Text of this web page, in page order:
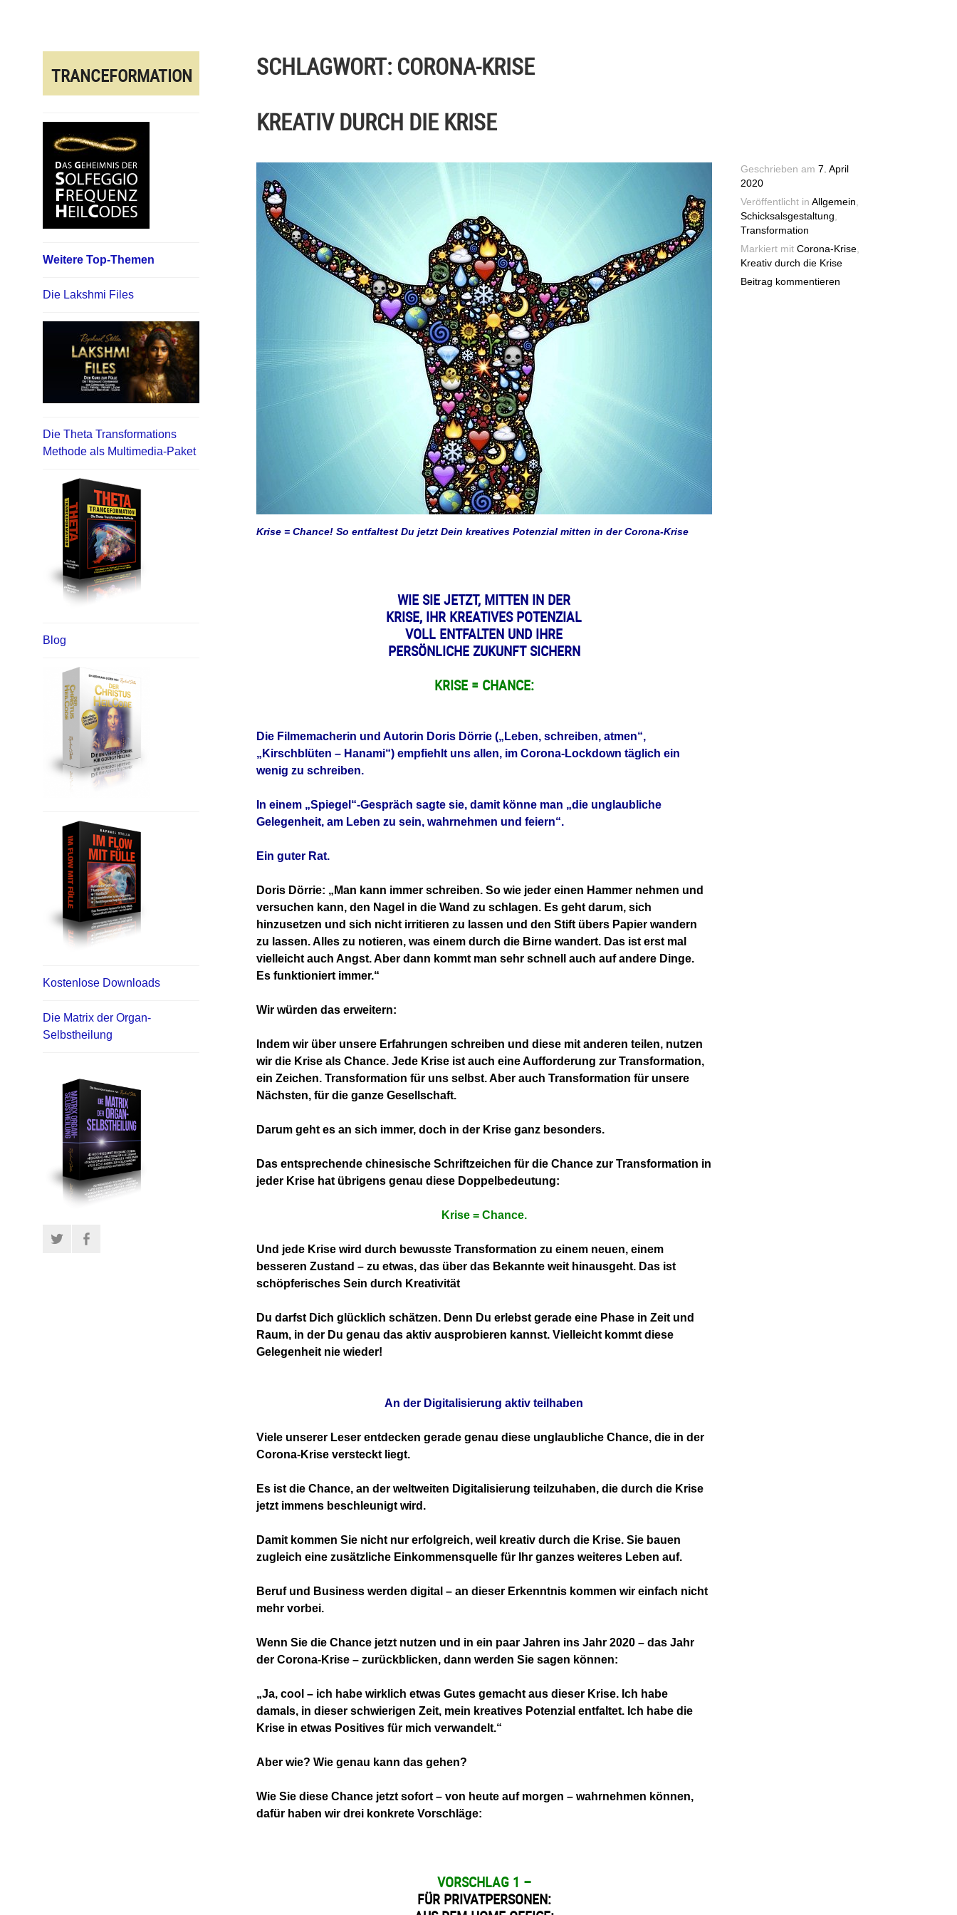
TRANCEFORMATION
Weitere Top-Themen
Die Lakshmi Files
Die Theta Transformations
Methode als Multimedia-Paket
Blog
Kostenlose Downloads
Die Matrix der Organ-
Selbstheilung
Twitter
SCHLAGWORT: CORONA-KRISE
KREATIV DURCH DIE KRISE
Geschrieben am7. April
2020
Veröffentlicht inAllgemein
Schicksalsgestaltung
Transformation
Markiert mitCorona-Krise
Kreativ durch die Krise
Beitrag kommentieren
Krise = Chance! So entfaltest Du jetzt Dein kreatives Potenzial mitten in der Corona-Krise
WIE SIE JETZT, MITTEN IN DER
KRISE, IHR KREATIVES POTENZIAL
VOLL ENTFALTEN UND IHRE
PERSÖNLICHE ZUKUNFT SICHERN
KRISE = CHANCE:
Die Filmemacherin und Autorin Doris Dörrie („Leben, schreiben, atmen“,
„Kirschblüten – Hanami“) empfiehlt uns allen, im Corona-Lockdown täglich ein
wenig zu schreiben.
In einem „Spiegel“-Gespräch sagte sie, damit könne man „die unglaubliche
Gelegenheit, am Leben zu sein, wahrnehmen und feiern“.
Ein guter Rat.
Doris Dörrie: „Man kann immer schreiben. So wie jeder einen Hammer nehmen und
versuchen kann, den Nagel in die Wand zu schlagen. Es geht darum, sich
hinzusetzen und sich nicht irritieren zu lassen und den Stift übers Papier wandern
zu lassen. Alles zu notieren, was einem durch die Birne wandert. Das ist erst mal
vielleicht auch Angst. Aber dann kommt man sehr schnell auch auf andere Dinge.
Es funktioniert immer.“
Wir würden das erweitern:
Indem wir über unsere Erfahrungen schreiben und diese mit anderen teilen, nutzen
wir die Krise als Chance. Jede Krise ist auch eine Aufforderung zur Transformation,
ein Zeichen. Transformation für uns selbst. Aber auch Transformation für unsere
Nächsten, für die ganze Gesellschaft.
Darum geht es an sich immer, doch in der Krise ganz besonders.
Das entsprechende chinesische Schriftzeichen für die Chance zur Transformation in
jeder Krise hat übrigens genau diese Doppelbedeutung:
Krise = Chance.
Und jede Krise wird durch bewusste Transformation zu einem neuen, einem
besseren Zustand – zu etwas, das über das Bekannte weit hinausgeht. Das ist
schöpferisches Sein durch Kreativität
Du darfst Dich glücklich schätzen. Denn Du erlebst gerade eine Phase in Zeit und
Raum, in der Du genau das aktiv ausprobieren kannst. Vielleicht kommt diese
Gelegenheit nie wieder!
An der Digitalisierung aktiv teilhaben
Viele unserer Leser entdecken gerade genau diese unglaubliche Chance, die in der
Corona-Krise versteckt liegt.
Es ist die Chance, an der weltweiten Digitalisierung teilzuhaben, die durch die Krise
jetzt immens beschleunigt wird.
Damit kommen Sie nicht nur erfolgreich, weil kreativ durch die Krise. Sie bauen
zugleich eine zusätzliche Einkommensquelle für Ihr ganzes weiteres Leben auf.
Beruf und Business werden digital – an dieser Erkenntnis kommen wir einfach nicht
mehr vorbei.
Wenn Sie die Chance jetzt nutzen und in ein paar Jahren ins Jahr 2020 – das Jahr
der Corona-Krise – zurückblicken, dann werden Sie sagen können:
„Ja, cool – ich habe wirklich etwas Gutes gemacht aus dieser Krise. Ich habe
damals, in dieser schwierigen Zeit, mein kreatives Potenzial entfaltet. Ich habe die
Krise in etwas Positives für mich verwandelt.“
Aber wie? Wie genau kann das gehen?
Wie Sie diese Chance jetzt sofort – von heute auf morgen – wahrnehmen können,
dafür haben wir drei konkrete Vorschläge:
VORSCHLAG 1 –
FÜR PRIVATPERSONEN: